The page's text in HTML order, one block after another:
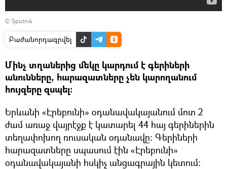
© Sputnik
Բաժանորդագրվել
Մինչ տղաներից մեկը կարդում է գերիների
անունները, հարազատները չեն կարողանում
հույզերը զսպել։
Երևանի «Էրեբունի» օդանավակայանում մոտ 2
ժամ առաջ վայրէջք է կատարել 44 հայ գերիներին
տեղափոխող ռուսական օդանավը: Գերիների
հարազատները սպասում էին «Էրեբունի»
օդանավակայանի հսկիչ անցագրային կետում։